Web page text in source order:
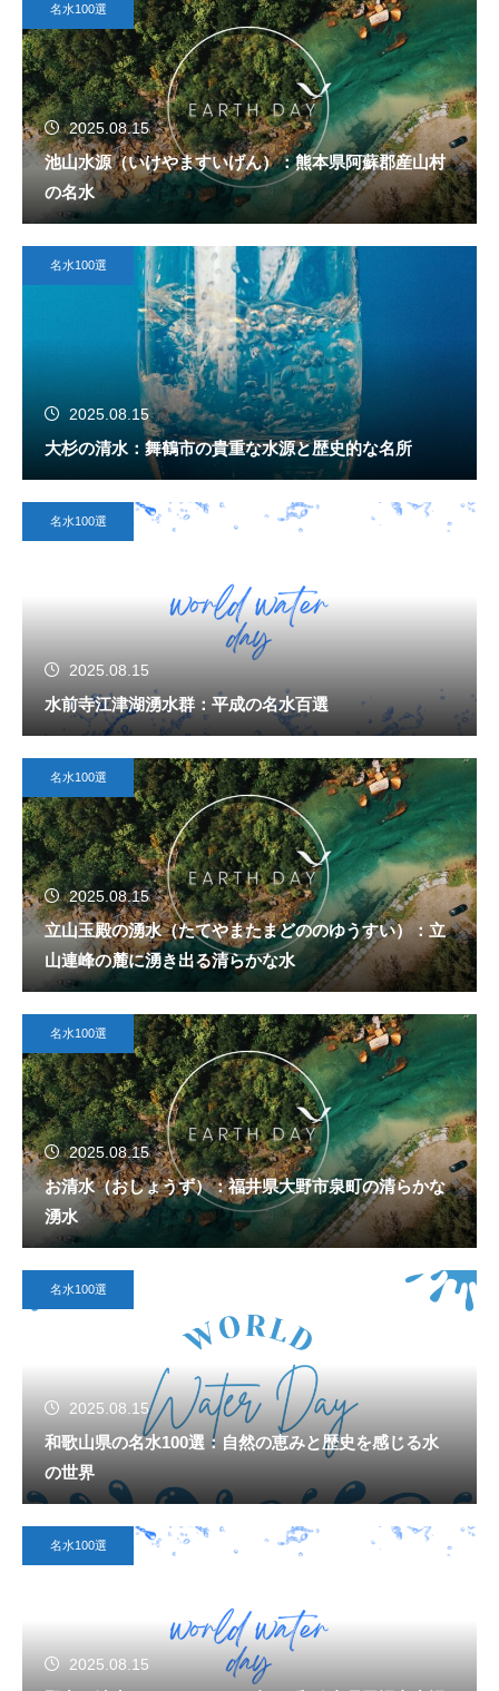
名水100選
2025.08.15
池山水源（いけやますいげん）：熊本県阿蘇郡産山村
の名水
名水100選
2025.08.15
大杉の清水：舞鶴市の貴重な水源と歴史的な名所
名水100選
2025.08.15
水前寺江津湖湧水群：平成の名水百選
名水100選
2025.08.15
立山玉殿の湧水（たてやまたまどののゆうすい）：立
山連峰の麓に湧き出る清らかな水
名水100選
2025.08.15
お清水（おしょうず）：福井県大野市泉町の清らかな
湧水
名水100選
2025.08.15
和歌山県の名水100選：自然の恵みと歴史を感じる水
の世界
名水100選
2025.08.15